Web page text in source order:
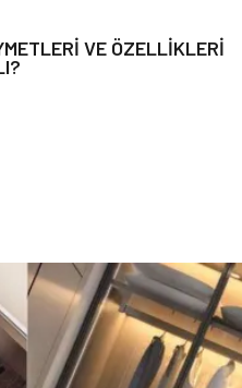
Penguen VE ÖZELLİKLERİ